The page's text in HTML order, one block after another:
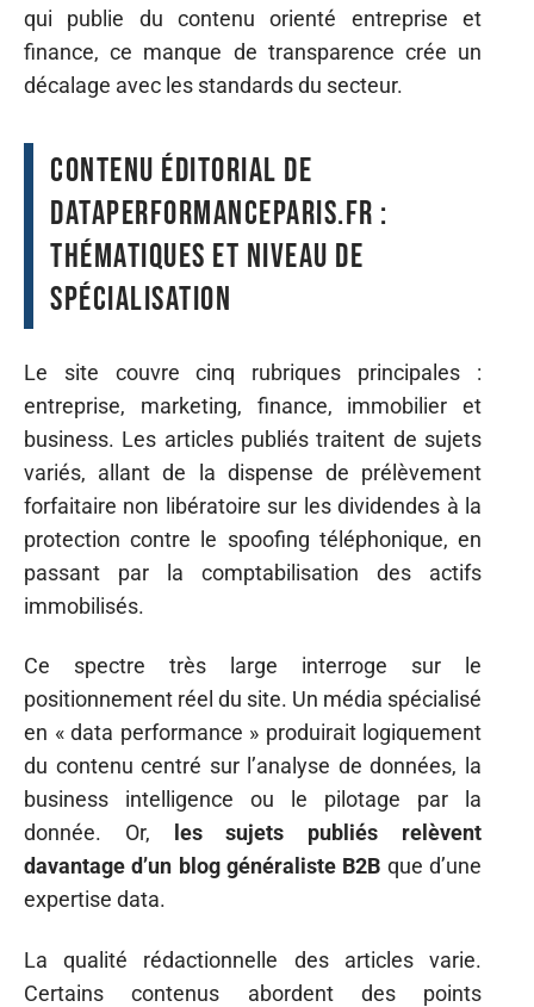
qui publie du contenu orienté entreprise et
finance, ce manque de transparence crée un
décalage avec les standards du secteur.
Contenu éditorial de
DataPerformanceParis.fr :
thématiques et niveau de
spécialisation
Le site couvre cinq rubriques principales :
entreprise, marketing, finance, immobilier et
business. Les articles publiés traitent de sujets
variés, allant de la dispense de prélèvement
forfaitaire non libératoire sur les dividendes à la
protection contre le spoofing téléphonique, en
passant par la comptabilisation des actifs
immobilisés.
Ce spectre très large interroge sur le
positionnement réel du site. Un média spécialisé
en « data performance » produirait logiquement
du contenu centré sur l’analyse de données, la
business intelligence ou le pilotage par la
donnée. Or,
les sujets publiés relèvent
davantage d’un blog généraliste B2B que d’une
expertise data.
La qualité rédactionnelle des articles varie.
Certains contenus abordent des points